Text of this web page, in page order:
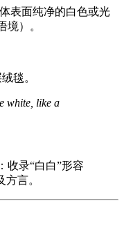
表面纯净的白色或光
境）。
毯。
white, like a
收录“白白”形容
言。